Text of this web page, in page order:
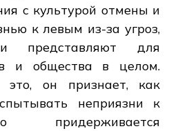
с культурой отмены и
к левым из-за угроз,
представляют для
и общества в целом.
это, он признает, как
неприязни к